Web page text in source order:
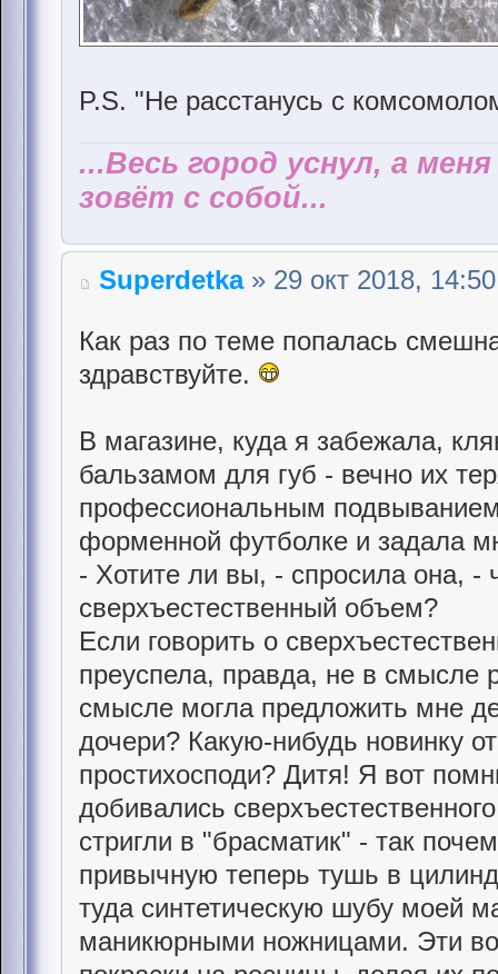
P.S. "Не расстанусь с
...Весь город уснул, а
зовёт с собой...
Superdetka» 29 окт 2018, 14:50
Как раз по теме попалась
здравствуйте.
В магазине, куда я забежала,
бальзамом для губ - вечно их
профессиональным
форменной футболке и задала
- Хотите ли вы, - спросила она,
сверхъестественный объем?
Если говорить о
преуспела, правда, не в смысле
смысле могла предложить мне
дочери? Какую-нибудь новинку
простихосподи? Дитя! Я вот
добивались
стригли в "брасматик" - так
привычную теперь тушь в
туда синтетическую шубу моей
маникюрными ножницами. Эти